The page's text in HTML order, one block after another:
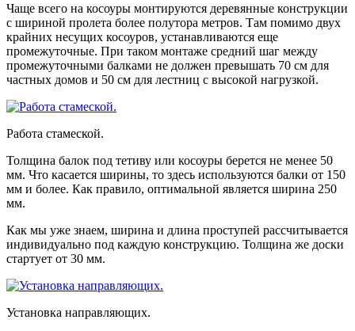
Чаще всего на косоуры монтируются деревянные конструкции
с шириной пролета более полутора метров. Там помимо двух
крайних несущих косоуров, устанавливаются еще
промежуточные. При таком монтаже средний шаг между
промежуточными балками не должен превышать 70 см для
частных домов и 50 см для лестниц с высокой нагрузкой.
Работа стамеской.
Толщина балок под тетиву или косоуры берется не менее 50
мм. Что касается ширины, то здесь используются балки от 150
мм и более. Как правило, оптимальной является ширина 250
мм.
Как мы уже знаем, ширина и длина проступей рассчитывается
индивидуально под каждую конструкцию. Толщина же доски
стартует от 30 мм.
Установка направляющих.